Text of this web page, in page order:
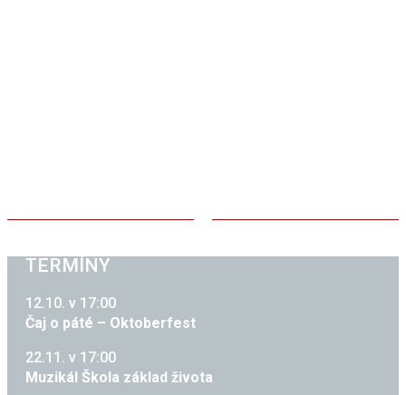
TERMÍNY
12.10. v 17:00
Čaj o páté – Oktoberfest
22.11. v 17:00
Muzikál Škola základ života